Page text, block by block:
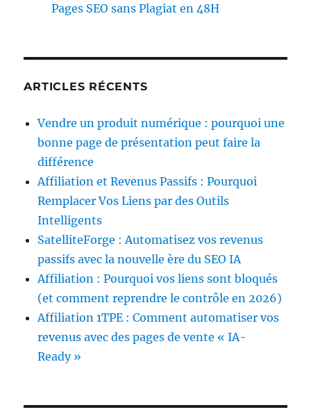
Pages SEO sans Plagiat en 48H
ARTICLES RÉCENTS
Vendre un produit numérique : pourquoi une
bonne page de présentation peut faire la
différence
Affiliation et Revenus Passifs : Pourquoi
Remplacer Vos Liens par des Outils
Intelligents
SatelliteForge : Automatisez vos revenus
passifs avec la nouvelle ère du SEO IA
Affiliation : Pourquoi vos liens sont bloqués
(et comment reprendre le contrôle en 2026)
Affiliation 1TPE : Comment automatiser vos
revenus avec des pages de vente « IA-
Ready »